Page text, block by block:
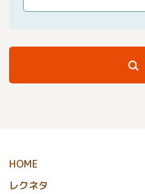
HOME
レクネタ